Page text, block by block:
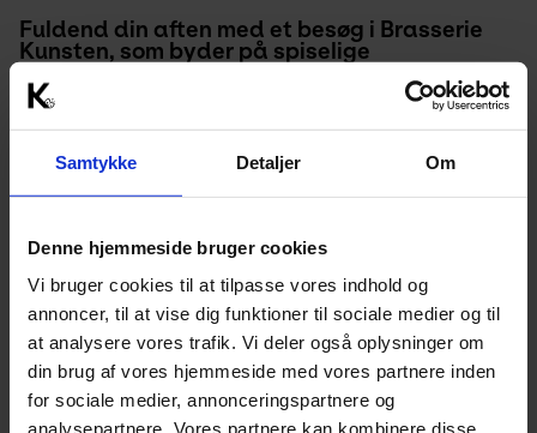
Samtykke Detaljer Om
Denne hjemmeside bruger cookies
Vi bruger cookies til at tilpasse vores indhold og
annoncer, til at vise dig funktioner til sociale medier og til
at analysere vores trafik. Vi deler også oplysninger om
din brug af vores hjemmeside med vores partnere inden
for sociale medier, annonceringspartnere og
analysepartnere. Vores partnere kan kombinere disse
Fuldend din aften med et besøg i Brasserie
Kunsten, som byder på spiselige